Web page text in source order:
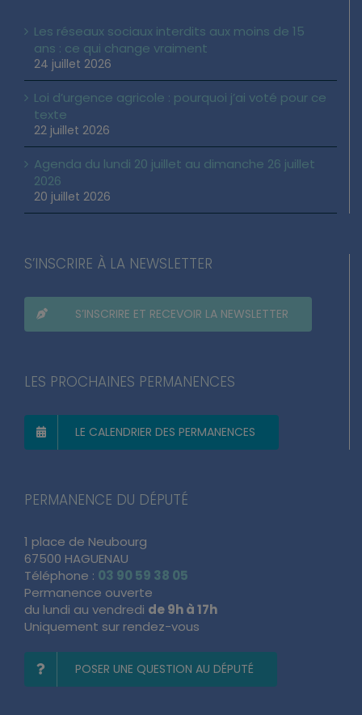
Les réseaux sociaux interdits aux moins de 15
ans : ce qui change vraiment
24 juillet 2026
Loi d’urgence agricole : pourquoi j’ai voté pour ce
texte
22 juillet 2026
Agenda du lundi 20 juillet au dimanche 26 juillet
2026
20 juillet 2026
S’INSCRIRE ET RECEVOIR LA NEWSLETTER
LE CALENDRIER DES PERMANENCES
1 place de Neubourg
67500 HAGUENAU
Téléphone :03 90 59 38 05
Permanence ouverte
du lundi au vendredide 9h à 17h
POSER UNE QUESTION AU DÉPUTÉ